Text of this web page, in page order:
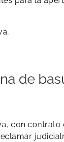
de
con contrato